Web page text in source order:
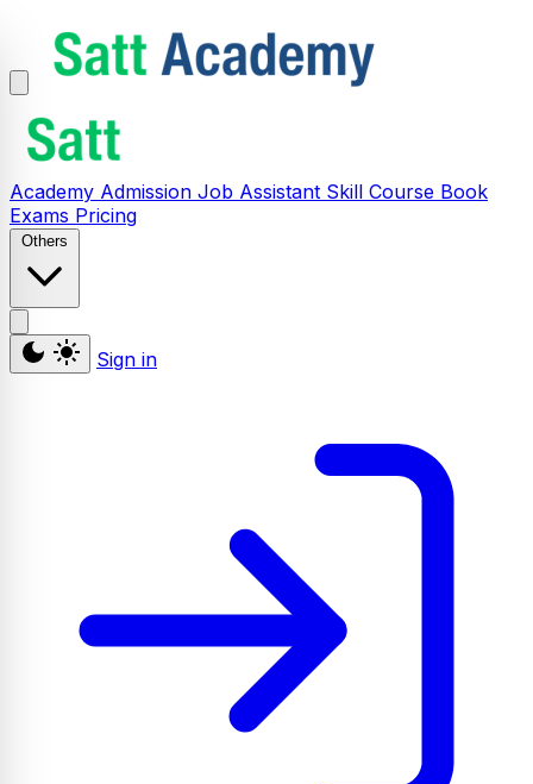
Academy Admission Job Assistant Skill Course Book
Exams Pricing
Others
Sign in